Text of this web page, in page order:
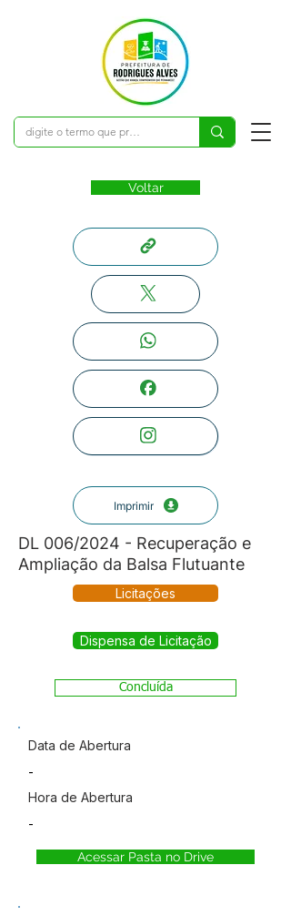
Voltar
Imprimir
DL 006/2024 - Recuperação e
Ampliação da Balsa Flutuante
Licitações
Dispensa de Licitação
Concluída
Data de Abertura
-
Hora de Abertura
-
Acessar Pasta no Drive